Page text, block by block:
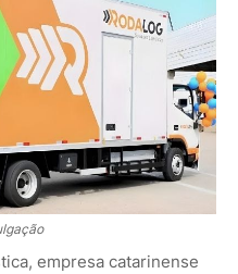
empresa catarinense